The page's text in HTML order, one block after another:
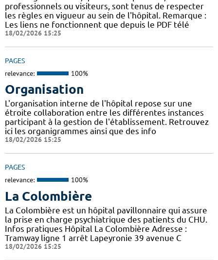
professionnels ou visiteurs, sont tenus de respecter
les règles en vigueur au sein de l'hôpital. Remarque :
Les liens ne fonctionnent que depuis le PDF télé
18/02/2026 15:25
PAGES
relevance: 100%
Organisation
L'organisation interne de l'hôpital repose sur une
étroite collaboration entre les différentes instances
participant à la gestion de l'établissement. Retrouvez
ici les organigrammes ainsi que des info
18/02/2026 15:25
PAGES
relevance: 100%
La Colombière
La Colombière est un hôpital pavillonnaire qui assure
la prise en charge psychiatrique des patients du CHU.
Infos pratiques Hôpital La Colombière Adresse :
Tramway ligne 1 arrêt Lapeyronie 39 avenue C
18/02/2026 15:25